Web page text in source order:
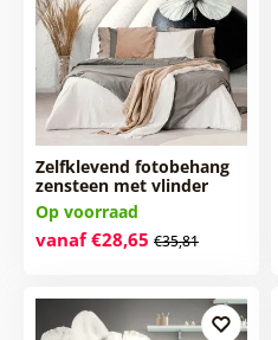
Zelfklevend fotobehang
zensteen met vlinder
Op voorraad
vanaf €28,65 €35,81